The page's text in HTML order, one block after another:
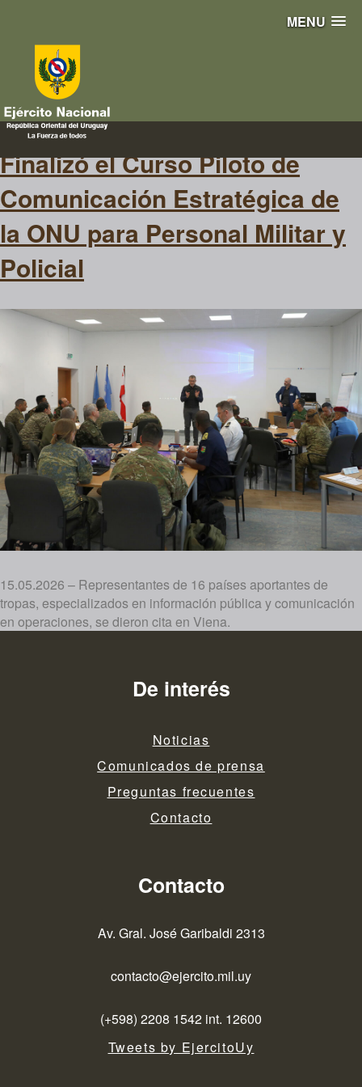
MENU
austria
Finalizó el Curso Piloto de
Comunicación Estratégica de
la ONU para Personal Militar y
Policial
15.05.2026 – Representantes de 16 países aportantes de
tropas, especializados en información pública y comunicación
en operaciones, se dieron cita en Viena.
De interés
Noticias
Comunicados de prensa
Preguntas frecuentes
Contacto
Contacto
Av. Gral. José Garibaldi 2313
contacto@ejercito.mil.uy
(+598) 2208 1542 int. 12600
Tweets by EjercitoUy